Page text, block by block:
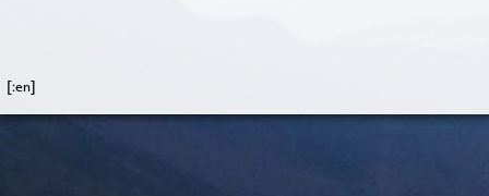
[:en]